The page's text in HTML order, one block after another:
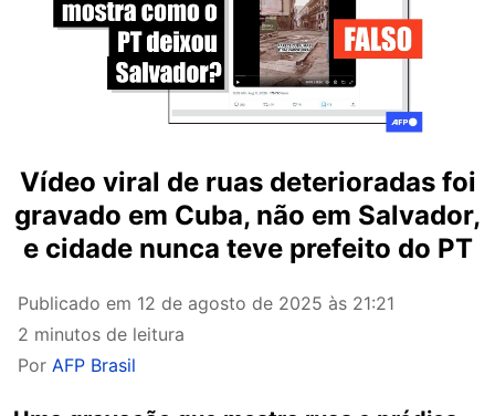
Vídeo viral de ruas deterioradas foi
gravado em Cuba, não em Salvador,
e cidade nunca teve prefeito do PT
Publicado em 12 de agosto de 2025 às 21:21
2 minutos de leitura
Por AFP Brasil